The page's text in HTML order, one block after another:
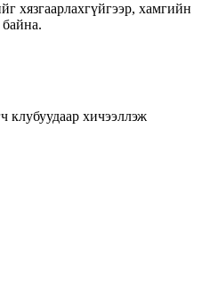
хязгаарлахгүйгээр, хамгийн
клубуудаар хичээллэж